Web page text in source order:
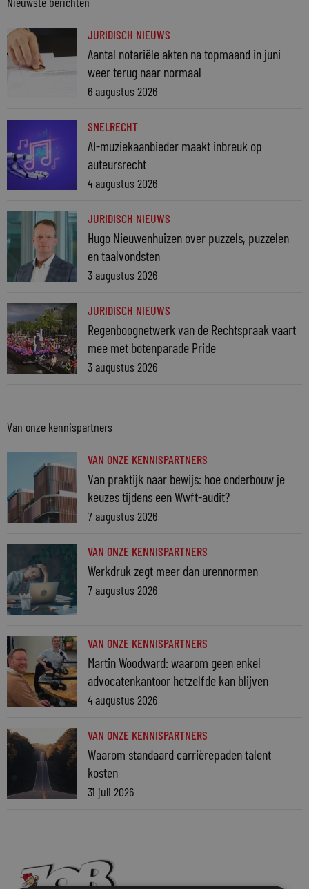
JURIDISCH NIEUWS
Aantal notariële akten na topmaand in juni
weer terug naar normaal
6 augustus 2026
SNELRECHT
AI-muziekaanbieder maakt inbreuk op
auteursrecht
4 augustus 2026
JURIDISCH NIEUWS
Hugo Nieuwenhuizen over puzzels, puzzelen
en taalvondsten
3 augustus 2026
JURIDISCH NIEUWS
Regenboognetwerk van de Rechtspraak vaart
mee met botenparade Pride
3 augustus 2026
Van onze kennispartners
VAN ONZE KENNISPARTNERS
Van praktijk naar bewijs: hoe onderbouw je
keuzes tijdens een Wwft-audit?
7 augustus 2026
VAN ONZE KENNISPARTNERS
Werkdruk zegt meer dan urennormen
7 augustus 2026
VAN ONZE KENNISPARTNERS
Martin Woodward: waarom geen enkel
advocatenkantoor hetzelfde kan blijven
4 augustus 2026
VAN ONZE KENNISPARTNERS
Waarom standaard carrièrepaden talent
kosten
31 juli 2026